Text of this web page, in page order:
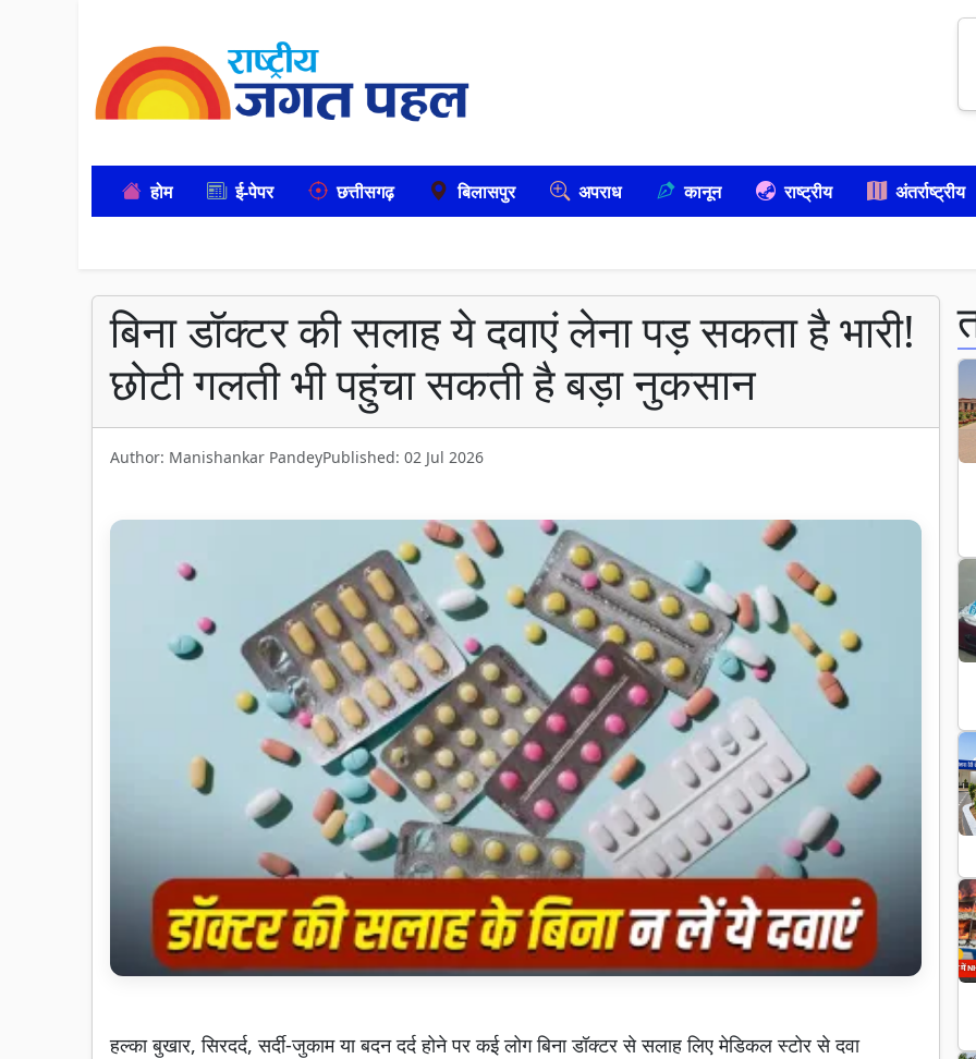
होम ई-पेपर छत्तीसगढ़ बिलासपुर अपराध कानून राष्ट्रीय अंतर्राष्ट्रीय
बिना डॉक्टर की सलाह ये दवाएं लेना पड़ सकता है भारी!
छोटी गलती भी पहुंचा सकती है बड़ा नुकसान
Author: Manishankar PandeyPublished: 02 Jul 2026
हल्का बुखार, सिरदर्द, सर्दी-जुकाम या बदन दर्द होने पर कई लोग बिना डॉक्टर से सलाह लिए मेडिकल स्टोर से दवा